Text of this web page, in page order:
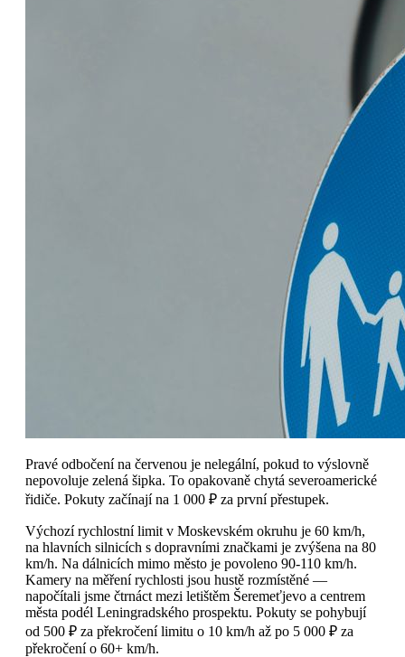
Pravé odbočení na červenou je nelegální, pokud to výslovně
nepovoluje zelená šipka. To opakovaně chytá severoamerické
řidiče. Pokuty začínají na 1 000 ₽ za první přestupek.
Výchozí rychlostní limit v Moskevském okruhu je 60 km/h,
na hlavních silnicích s dopravními značkami je zvýšena na 80
km/h. Na dálnicích mimo město je povoleno 90-110 km/h.
Kamery na měření rychlosti jsou hustě rozmístěné —
napočítali jsme čtrnáct mezi letištěm Šeremeťjevo a centrem
města podél Leningradského prospektu. Pokuty se pohybují
od 500 ₽ za překročení limitu o 10 km/h až po 5 000 ₽ za
překročení o 60+ km/h.